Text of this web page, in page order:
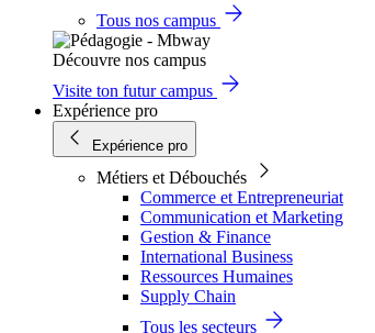
Tous nos campus
Découvre nos campus
Visite ton futur campus
Expérience pro
Expérience pro
Métiers et Débouchés
Commerce et Entrepreneuriat
Communication et Marketing
Gestion & Finance
International Business
Ressources Humaines
Supply Chain
Tous les secteurs